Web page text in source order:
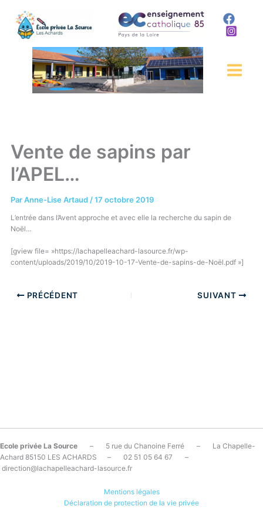
contenu
Vente de sapins par
l’APEL…
ParAnne-Lise Artaud /17 octobre 2019
L’entrée dans l’Avent approche et avec elle la recherche du sapin de
Noël…
[gview file= »https://lachapelleachard-lasource.fr/wp-
content/uploads/2019/10/2019-10-17-Vente-de-sapins-de-Noël.pdf »]
PRÉCÉDENT SUIVANT
Ecole privée La Source – 5 rue du Chanoine Ferré – La Chapelle-
Achard 85150 LES ACHARDS – 02 51 05 64 67 –
direction@lachapelleachard-lasource.fr
Mentions légales
Déclaration de protection de la vie privée